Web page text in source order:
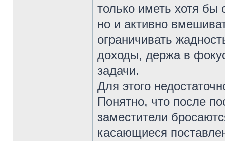
только иметь хотя бы
но и активно
ограничивать
доходы, держа в
задачи.
Для этого
Понятно, что после
заместители
касающиеся